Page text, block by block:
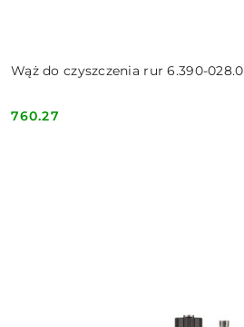
Wąż do czyszczenia rur 6.390-028.0
Cena:
760.27